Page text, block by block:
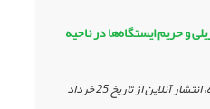
و حریم ایستگاه‌ها در ناحیه
آنلاین از تاریخ 25 خرداد